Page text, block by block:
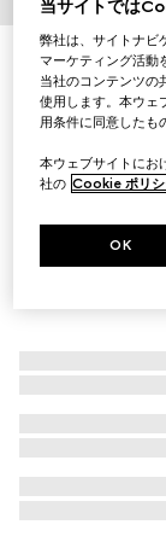
/3
アビエーター
￥64,900
（税込）
当サイトでは
弊社は、サイトナビ
マーケティング活動
当社のコンテンツ
使用します。本ウェ
用条件に同意したも
本ウェブサイトにお
社の Cookie ポリ
OK